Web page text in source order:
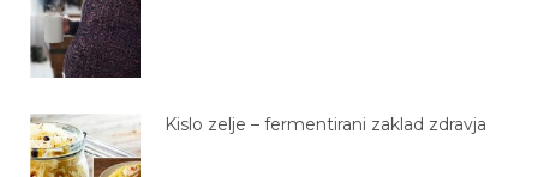
Kislo zelje – fermentirani zaklad zdravja